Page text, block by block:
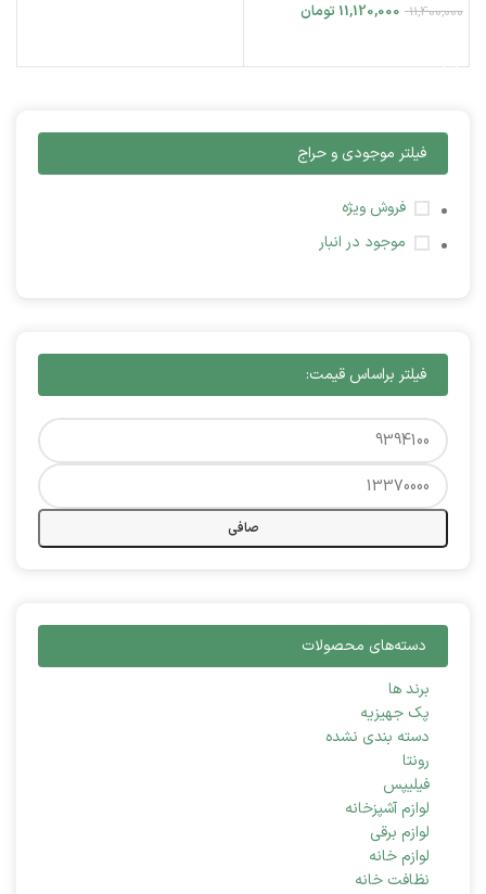
فیلتر موجودی و حراج
فروش ویژه
موجود در انبار
فیلتر براساس قیمت:
صافی
دسته‌های محصولات
برند ها
پک جهیزیه
دسته بندی نشده
رونتا
فیلیپس
لوازم آشپزخانه
لوازم برقی
لوازم خانه
نظافت خانه
11,400,000
11,120,000 تومان